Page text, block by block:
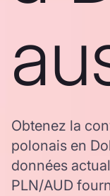
Obtenez la
polonais en
données
PLN/AUD